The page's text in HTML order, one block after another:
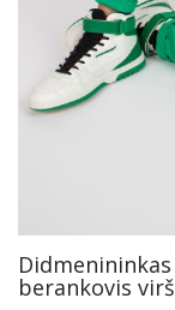
berankovis